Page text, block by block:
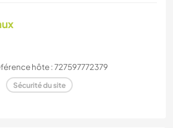
hôte : 727597772379
Sécurité du site